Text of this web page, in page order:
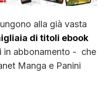
alla già vasta
di titoli ebook
in abbonamento - che
Manga e Panini